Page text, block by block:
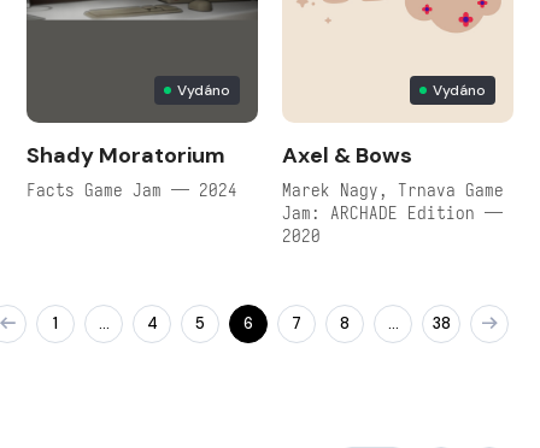
Vydáno
Shady Moratorium
Facts Game Jam — 2024
Vydáno
Axel & Bows
Marek Nagy, Trnava Game
Jam: ARCHADE Edition —
2020
1 … 4 5 6 7 8 … 38